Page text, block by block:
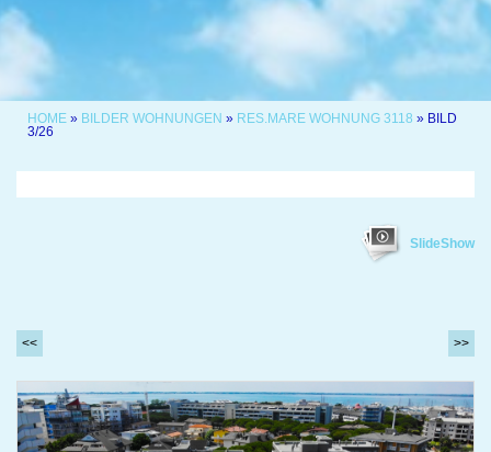
HOME » BILDER WOHNUNGEN » RES.MARE WOHNUNG 3118 » BILD
3/26
SlideShow
<< >>